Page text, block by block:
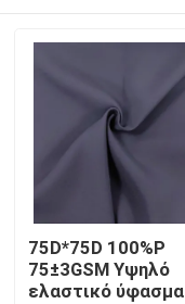
75D*75D 100%P
75±3GSM Υψηλό
ελαστικό ύφασμα